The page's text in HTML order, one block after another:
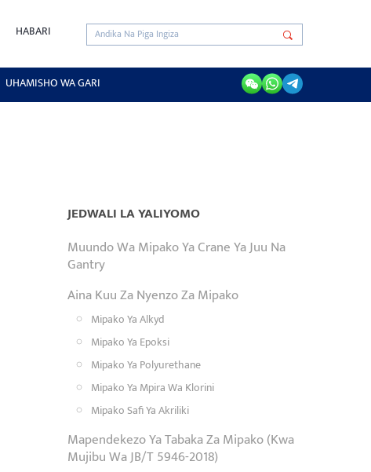
HABARI
UHAMISHO WA GARI
JEDWALI LA YALIYOMO
Muundo Wa Mipako Ya Crane Ya Juu Na
Gantry
Aina Kuu Za Nyenzo Za Mipako
Mipako Ya Alkyd
Mipako Ya Epoksi
Mipako Ya Polyurethane
Mipako Ya Mpira Wa Klorini
Mipako Safi Ya Akriliki
Mapendekezo Ya Tabaka Za Mipako (Kwa
Mujibu Wa JB/T 5946-2018)